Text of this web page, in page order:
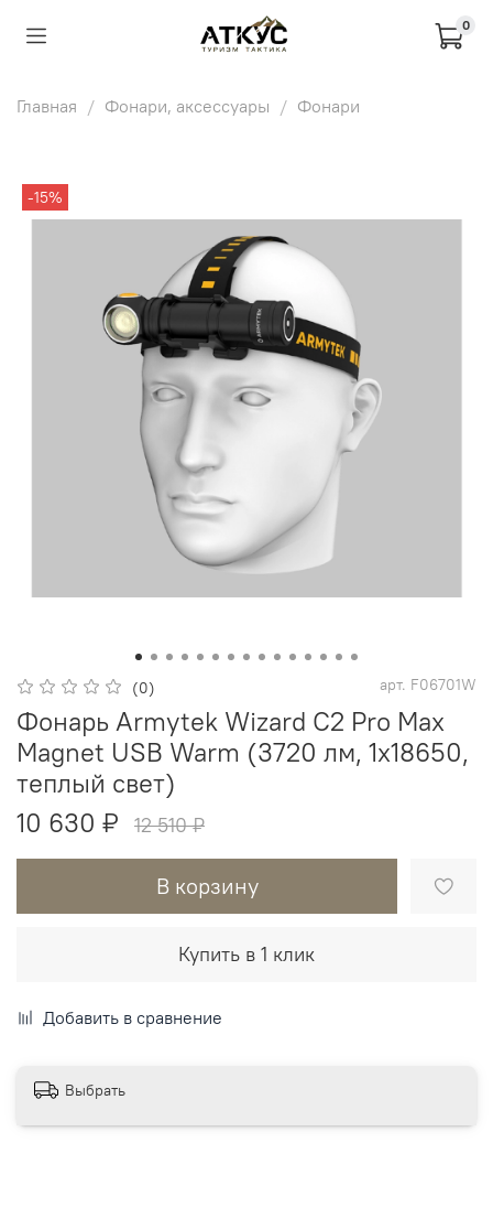
0
Главная Фонари, аксессуары Фонари
-15%
(0) арт. F06701W
Фонарь Armytek Wizard C2 Pro Max
Magnet USB Warm (3720 лм, 1х18650,
теплый свет)
10 630 ₽
12 510 ₽
В корзину
Купить в 1 клик
Добавить в сравнение
Выбрать